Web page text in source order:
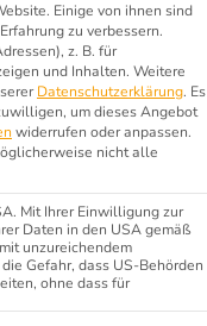
Einige von ihnen sind
zu verbessern.
z. B. für
und Inhalten. Weitere
Datenschutzerklärung. Es
um dieses Angebot
widerrufen oder anpassen.
nicht alle
Mit Ihrer Einwilligung zur
Daten in den USA gemäß
unzureichendem
Gefahr, dass US-Behörden
ohne dass für